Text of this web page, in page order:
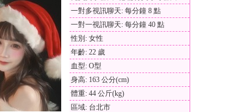
一對多視訊聊天: 每分鐘 8 點
一對一視訊聊天: 每分鐘 40 點
性別: 女性
年齡: 22 歲
血型: O型
身高: 163 公分(cm)
體重: 44 公斤(kg)
區域: 台北市